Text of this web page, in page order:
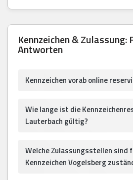
Kennzeichen & Zulassung:
Antworten
Kennzeichen vorab online
Wie lange ist die
Lauterbach gültig?
Welche Zulassungsstellen sind
Kennzeichen Vogelsberg